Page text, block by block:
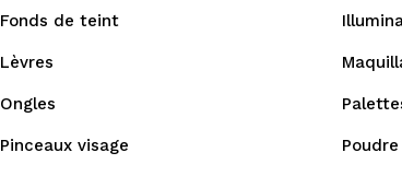
Fonds de teint
Lèvres
Ongles
Pinceaux visage